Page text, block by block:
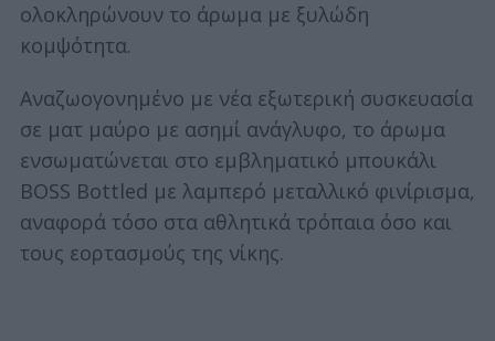
ολοκληρώνουν το άρωμα με ξυλώδη
κομψότητα.
Αναζωογονημένο με νέα εξωτερική συσκευασία
σε ματ μαύρο με ασημί ανάγλυφο, το άρωμα
ενσωματώνεται στο εμβληματικό μπουκάλι
BOSS Bottled με λαμπερό μεταλλικό φινίρισμα,
αναφορά τόσο στα αθλητικά τρόπαια όσο και
τους εορτασμούς της νίκης.